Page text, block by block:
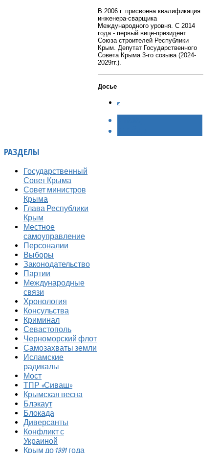
В 2006 г. присвоена квалификация
инженера-сварщика
Международного уровня. С 2014
года - первый вице-президент
Союза строителей Республики
Крым. Депутат Государственного
Совета Крыма 3-го созыва (2024-
2029гг.).
Досье
РАЗДЕЛЫ
Государственный
Совет Крыма
Совет министров
Крыма
Глава Республики
Крым
Местное
самоуправление
Персоналии
Выборы
Законодательство
Партии
Международные
связи
Хронология
Консульства
Криминал
Севастополь
Черноморский флот
Самозахваты земли
Исламские
радикалы
Мост
ТПР «Сиваш»
Крымская весна
Блэкаут
Блокада
Диверсанты
Конфликт с
Украиной
Крым до 1991 года